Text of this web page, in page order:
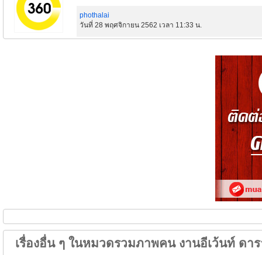
phothalai
วันที่ 28 พฤศจิกายน 2562 เวลา 11:33 น.
เรื่องอื่น ๆ ในหมวดรวมภาพคน งานอีเว้นท์ ดา